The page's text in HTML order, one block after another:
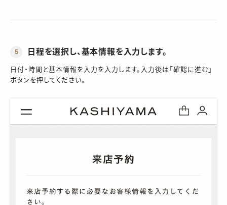
5 日程を選択し、基本情報を入力します。
日付・時間と基本情報を入力を入力します。入力後は「確認に進む」
ボタンを押してください。